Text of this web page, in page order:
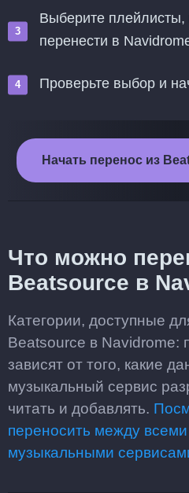
Выберите плейлисты,
перенести в
Проверьте выбор и
Начать перенос из
Что можно
Beatsource в
Категории, доступные
Beatsource в Navidrome:
зависят от того, какие
музыкальный сервис
читать и добавлять.
переносить между
музыкальными